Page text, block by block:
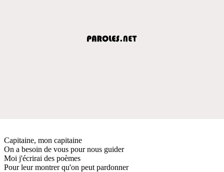
Capitaine, mon capitaine
On a besoin de vous pour nous guider
Moi j'écrirai des poèmes
Pour leur montrer qu'on peut pardonner